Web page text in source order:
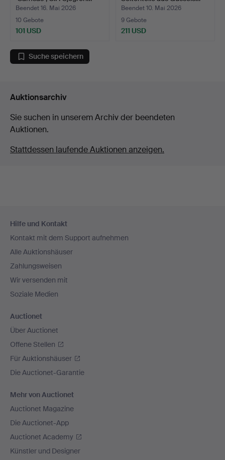
Beendet 16. Mai 2026
10 Gebote
101 USD
Beendet 10. Mai 2026
9 Gebote
211 USD
Suche speichern
Auktionsarchiv
Sie suchen in unserem Archiv der beendeten
Auktionen.
Stattdessen laufende Auktionen anzeigen.
Navigation
Hilfe und Kontakt
Kontakt mit dem Support aufnehmen
Alle Auktionshäuser
Zahlungsweisen
Wir versenden mit
Soziale Medien
Auctionet
Über Auctionet
Offene Stellen
Für Auktionshäuser
Die Auctionet-Garantie
Mehr von Auctionet
Auctionet Magazine
Die Auctionet-App
Auctionet Academy
Künstler und Designer